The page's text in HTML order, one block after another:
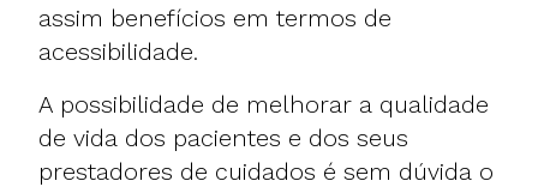
assim benefícios em termos de
acessibilidade.
A possibilidade de melhorar a qualidade
de vida dos pacientes e dos seus
prestadores de cuidados é sem dúvida o